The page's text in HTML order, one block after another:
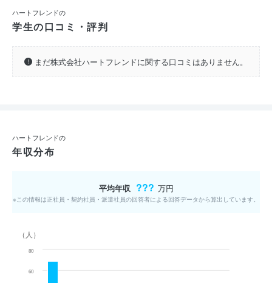
ハートフレンドの
学生の口コミ・評判
まだ株式会社ハートフレンドに関する口コミはありません。
ハートフレンドの
年収分布
平均年収 ??? 万円
※この情報は正社員・契約社員・派遣社員の回答者による回答データから算出しています。
（人）
60
80